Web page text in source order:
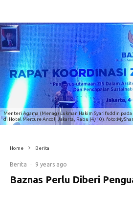
Menteri Agama (Menag) Lukman Hakim Syarifuddin
di Hotel Mercure Ancol, Jakarta, Rabu (4/10).
Home Berita
Berita · 9 years ago
Baznas Perlu Diberi